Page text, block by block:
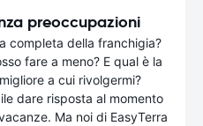
preoccupazioni
completa della franchigia?
fare a meno? E qual è la
a cui rivolgermi?
dare risposta al momento
Ma noi di EasyTerra